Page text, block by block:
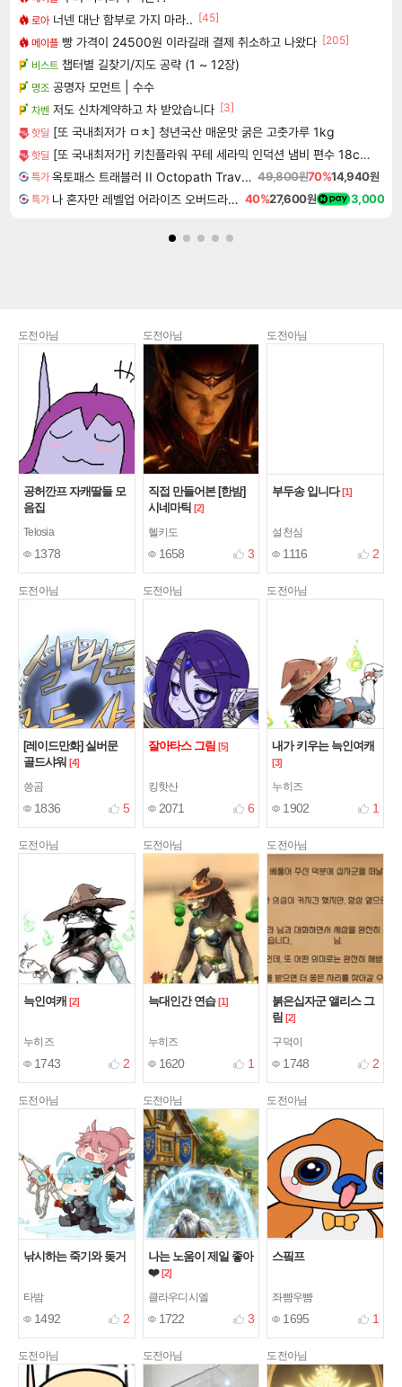
로아 너넨 대난 함부로 가지 마라.. [45]
메이플 빵 가격이 24500원 이라길래 결제 취소하고 나왔다 [205]
비스트 챕터별 길찾기/지도 공략 (1 ~ 12장)
명조 공명자 모먼트 | 수수
차벤 저도 신차계약하고 차 받았습니다 [3]
핫딜 [또 국내최저가 ㅁㅊ] 청년국산 매운맛 굵은 고춧가루 1kg
핫딜 [또 국내최저가] 키친플라워 꾸테 세라믹 인덕션 냄비 편수 18cm x 2개
특가 옥토패스 트래블러 II Octopath Traveler II 49,800원70%14,940원
특가 나 혼자만 레벨업 어라이즈 오버드라이브 Solo Leveling Arise 40%27,600원 3,000
도전아님
공허깐프 자캐딸들 모
음집
Telosia
1378
도전아님
직접 만들어본 [한밤]
시네마틱 [2]
헬키도
1658 3
도전아님
부두송 입니다 [1]
설천심
1116 2
도전아님
[레이드만화] 실버문
골드샤워 [4]
씅곰
1836 5
도전아님
잘아타스 그림 [5]
킹핫산
2071 6
도전아님
내가 키우는 늑인여캐
[3]
누히즈
1902 1
도전아님
늑인여캐 [2]
누히즈
1743 2
도전아님
늑대인간 연습 [1]
누히즈
1620 1
도전아님
붉은십자군 앨리스 그
림 [2]
구덕이
1748 2
도전아님
낚시하는 죽기와 돚거
타밤
1492 2
도전아님
나는 노움이 제일 좋아
❤️ [2]
클라우디시엘
1722 3
도전아님
스핔프
좌뺨우뺨
1695 1
도전아님 도전아님 도전아님